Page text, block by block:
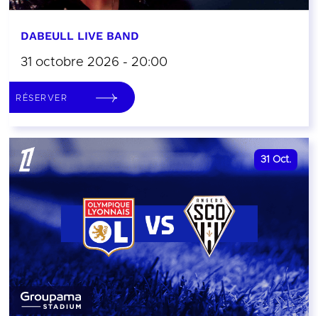
DABEULL LIVE BAND
31 octobre 2026 - 20:00
RÉSERVER
31 Oct.